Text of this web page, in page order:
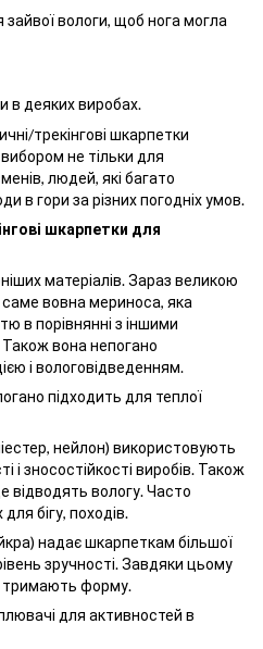
вологи, щоб нога могла
в деяких виробах.
трекінгові шкарпетки
не тільки для
людей, які багато
в гори за різних погодніх умов.
шкарпетки для
матеріалів. Зараз великою
вовна мериноса, яка
в порівнянні з іншими
вона непогано
і вологовідведенням.
підходить для теплої
нейлон) використовують
і зносостійкості виробів. Також
відводять вологу. Часто
бігу, походів.
надає шкарпеткам більшої
зручності. Завдяки цьому
тримають форму.
для активностей в